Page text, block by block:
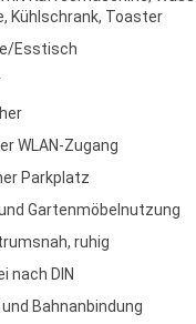
Kühlschrank, Toaster
Esstisch
WLAN-Zugang
Parkplatz
Gartenmöbelnutzung
ruhig
nach DIN
Bahnanbindung